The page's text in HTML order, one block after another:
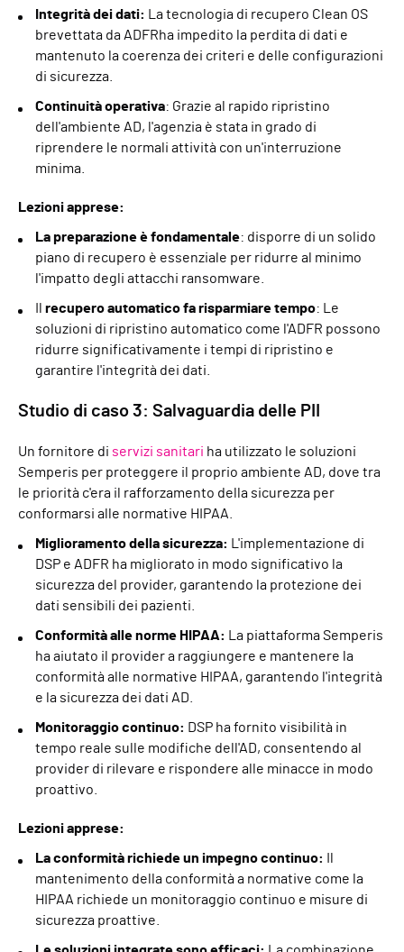
Integrità dei dati:
La tecnologia di recupero Clean OS
brevettata da ADFRha impedito la perdita di dati e
mantenuto la coerenza dei criteri e delle configurazioni
di sicurezza.
Continuità operativa: Grazie al rapido ripristino
dell'ambiente AD, l'agenzia è stata in grado di
riprendere le normali attività con un'interruzione
minima.
Lezioni apprese:
La preparazione è fondamentale: disporre di un solido
piano di recupero è essenziale per ridurre al minimo
l'impatto degli attacchi ransomware.
recupero automatico fa risparmiare tempo: Le
soluzioni di ripristino automatico come l'ADFR possono
ridurre significativamente i tempi di ripristino e
garantire l'integrità dei dati.
Studio di caso 3: Salvaguardia delle PII
Un fornitore di servizi sanitari ha utilizzato le soluzioni
Semperis per proteggere il proprio ambiente AD, dove tra
le priorità c'era il rafforzamento della sicurezza per
conformarsi alle normative HIPAA.
Miglioramento della sicurezza:
L'implementazione di
DSP e ADFR ha migliorato in modo significativo la
sicurezza del provider, garantendo la protezione dei
dati sensibili dei pazienti.
Conformità alle norme HIPAA:
La piattaforma Semperis
ha aiutato il provider a raggiungere e mantenere la
conformità alle normative HIPAA, garantendo l'integrità
e la sicurezza dei dati AD.
Monitoraggio continuo: DSP ha fornito visibilità in
tempo reale sulle modifiche dell'AD, consentendo al
provider di rilevare e rispondere alle minacce in modo
proattivo.
Lezioni apprese:
La conformità richiede un impegno continuo:
mantenimento della conformità a normative come la
HIPAA richiede un monitoraggio continuo e misure di
sicurezza proattive.